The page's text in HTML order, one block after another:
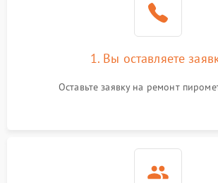
1. Вы оставляете
Оставьте заявку на ремонт